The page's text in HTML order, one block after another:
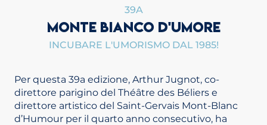
39A
MONTE BIANCO D'UMORE
INCUBARE L'UMORISMO DAL 1985!
Per questa 39a edizione, Arthur Jugnot, co-
direttore parigino del Théâtre des Béliers e
direttore artistico del Saint-Gervais Mont-Blanc
d’Humour per il quarto anno consecutivo, ha